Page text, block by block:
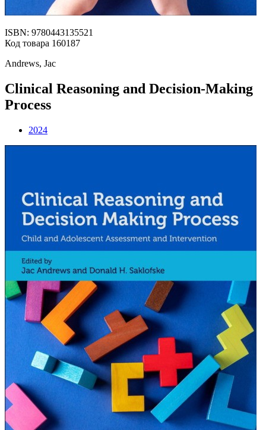
ISBN: 9780443135521
Код товара 160187
Andrews, Jac
Clinical Reasoning and Decision-Making
Process
2024